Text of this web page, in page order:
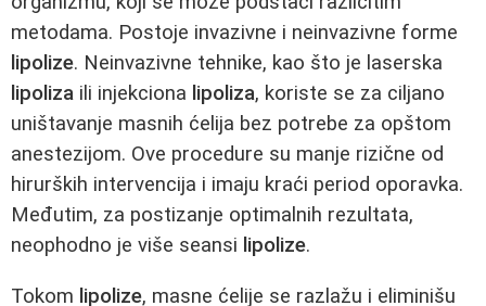
metodama. Postoje invazivne i neinvazivne forme
lipolize. Neinvazivne tehnike, kao što je laserska
lipoliza ili injekciona lipoliza, koriste se za ciljano
uništavanje masnih ćelija bez potrebe za opštom
anestezijom. Ove procedure su manje rizične od
hirurških intervencija i imaju kraći period oporavka.
Međutim, za postizanje optimalnih rezultata,
neophodno je više seansi lipolize.
Tokom lipolize, masne ćelije se razlažu i eliminišu